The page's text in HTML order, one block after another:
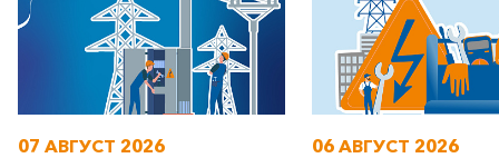
07 АВГУСТ 2026 06 АВГУСТ 2026